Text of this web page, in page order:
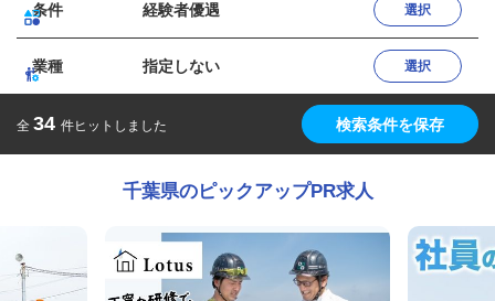
条件 経験者優遇 選択
業種 指定しない 選択
全 34 件ヒットしました 検索条件を保存
千葉県のピックアップPR求人